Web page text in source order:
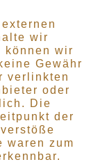
wir
können wir
Gewähr
verlinkten
oder
Die
der
waren zum